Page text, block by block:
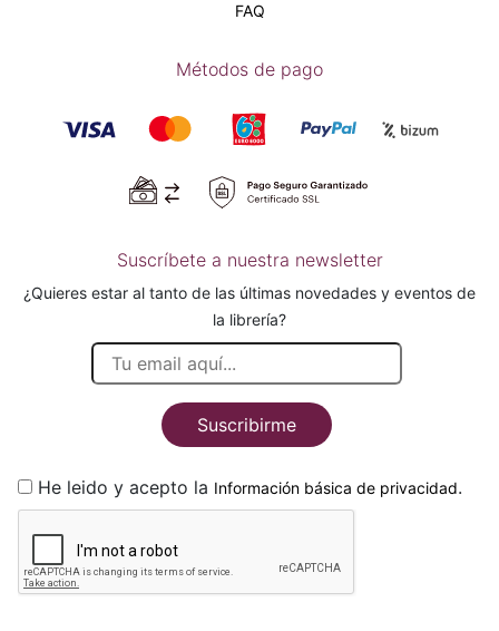
FAQ
Métodos de pago
Suscríbete a nuestra newsletter
¿Quieres estar al tanto de las últimas novedades y eventos de
la librería?
Suscribirme
He leido y acepto la Información básica de privacidad.